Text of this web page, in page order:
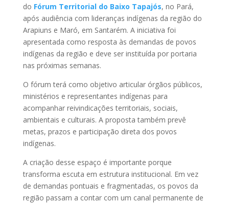
do Fórum Territorial do Baixo Tapajós, no Pará,
após audiência com lideranças indígenas da região do
Arapiuns e Maró, em Santarém. A iniciativa foi
apresentada como resposta às demandas de povos
indígenas da região e deve ser instituída por portaria
nas próximas semanas.
O fórum terá como objetivo articular órgãos públicos,
ministérios e representantes indígenas para
acompanhar reivindicações territoriais, sociais,
ambientais e culturais. A proposta também prevê
metas, prazos e participação direta dos povos
indígenas.
A criação desse espaço é importante porque
transforma escuta em estrutura institucional. Em vez
de demandas pontuais e fragmentadas, os povos da
região passam a contar com um canal permanente de